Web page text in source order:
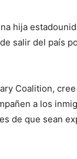
hija
salir del país
Coalition,
a los
de que sean